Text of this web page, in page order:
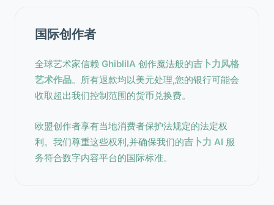
国际创作者
全球艺术家信赖 GhibliIA 创作魔法般的吉卜力风格
艺术作品。所有退款均以美元处理,您的银行可能会
收取超出我们控制范围的货币兑换费。
欧盟创作者享有当地消费者保护法规定的法定权
利。我们尊重这些权利,并确保我们的吉卜力 AI 服
务符合数字内容平台的国际标准。